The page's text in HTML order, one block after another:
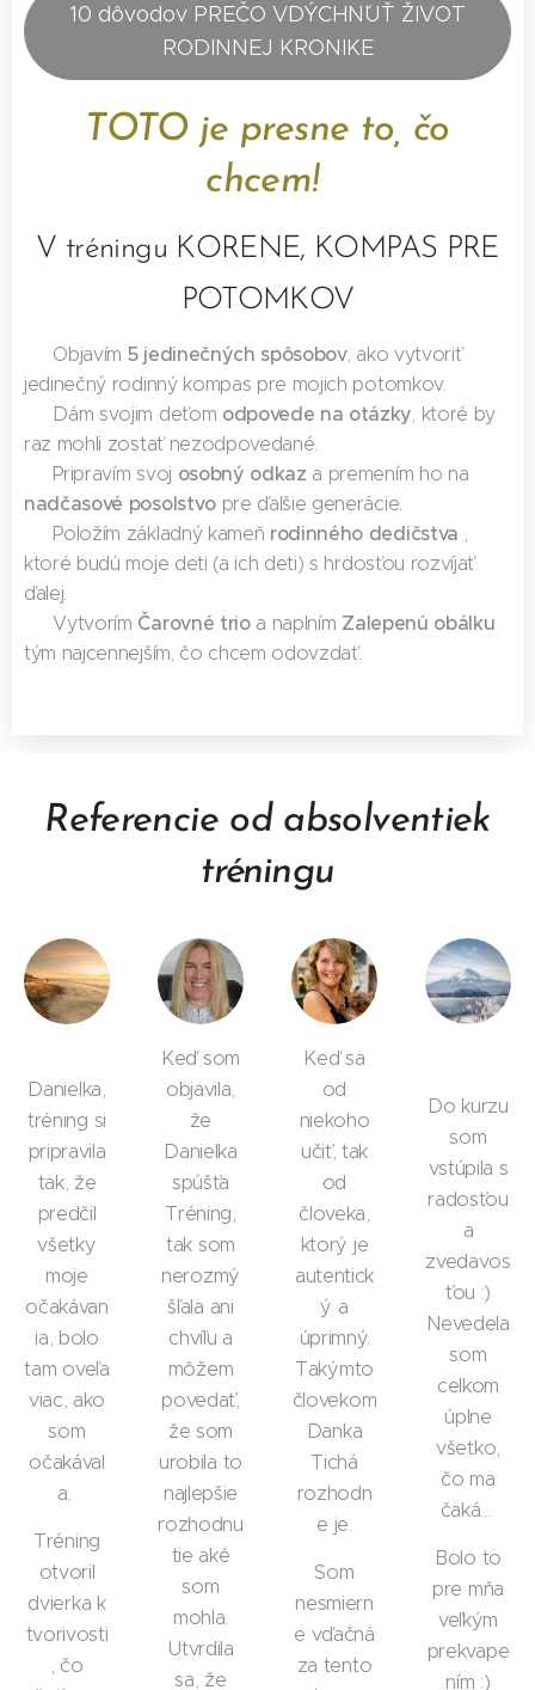
10 dôvodov PREČO VDÝCHNˇUŤ ŽIVOT
RODINNEJ KRONIKE
TOTO je presne to, čo
chcem!
V tréningu KORENE, KOMPAS PRE
POTOMKOV
✅ Objavím 5 jedinečných spôsobov, ako vytvoriť
jedinečný rodinný kompas pre mojich potomkov.
✅ Dám svojim deťom odpovede na otázky, ktoré by
raz mohli zostať nezodpovedané.
✅ Pripravím svoj osobný odkaz a premením ho na
nadčasové posolstvopre ďalšie generácie.
✅ Položím základný kameň rodinného dedičstva ,
ktoré budú moje deti (a ich deti) s hrdosťou rozvíjať
ďalej.
✅ Vytvorím Čarovné trioa naplním Zalepenú obálku
tým najcennejším, čo chcem odovzdať.
Referencie od absolventiek
tréningu
Danielka,
tréning si
pripravila
tak, že
predčil
všetky
moje
očakávan
ia, bolo
tam oveľa
viac, ako
som
očakával
a.
Tréning
otvoril
dvierka k
tvorivosti
, čo
Keď som
objavila,
že
Danielka
spúšťa
Tréning,
tak som
nerozmý
šľala ani
chvíľu a
môžem
povedať,
že som
urobila to
najlepšie
rozhodnu
tie aké
som
mohla.
Utvrdila
sa, že
Keď sa
od
niekoho
učiť, tak
od
človeka,
ktorý je
autentick
ý a
úprimný.
Takýmto
človekom
Danka
Tichá
rozhodn
e je.
Som
nesmiern
e vďačná
za tento
Do kurzu
som
vstúpila s
radosťou
a
zvedavos
ťou :)
Nevedela
som
celkom
úplne
všetko,
čo ma
čaká...
Bolo to
pre mňa
veľkým
prekvape
ním :)